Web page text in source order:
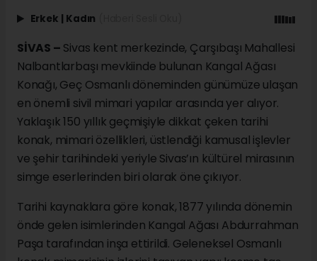
Erkek | Kadın
SİVAS – Sivas kent merkezinde, Çarşıbaşı Mahallesi
Nalbantlarbaşı mevkiinde bulunan Kangal Ağası
Konağı, Geç Osmanlı döneminden günümüze ulaşan
en önemli sivil mimari yapılar arasında yer alıyor.
Yaklaşık 150 yıllık geçmişiyle dikkat çeken tarihi
konak, mimari özellikleri, üstlendiği kamusal işlevler
ve şehir tarihindeki yeriyle Sivas’ın kültürel mirasının
simge eserlerinden biri olarak öne çıkıyor.
Tarihi kaynaklara göre konak, 1877 yılında dönemin
önde gelen isimlerinden Kangal Ağası Abdurrahman
Paşa tarafından inşa ettirildi. Geleneksel Osmanlı